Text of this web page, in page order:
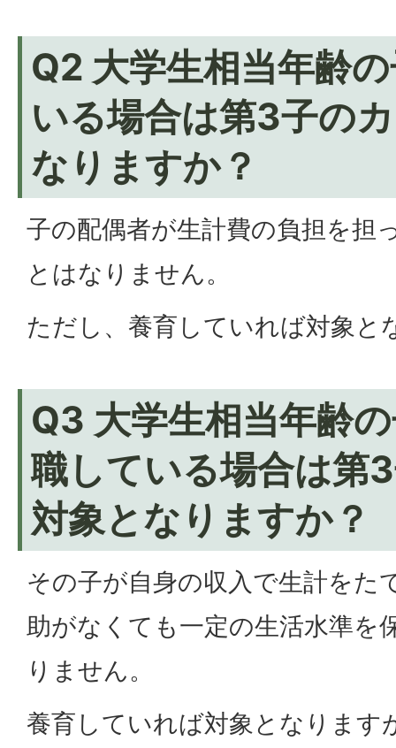
Q2 大学生相当年齢
いる場合は第3子の
なりますか？
子の配偶者が生計費の負担を担
とはなりません。
ただし、養育していれば対象と
Q3 大学生相当年齢
職している場合は第
対象となりますか？
その子が自身の収入で生計をた
助がなくても一定の生活水準を
りません。
養育していれば対象となります